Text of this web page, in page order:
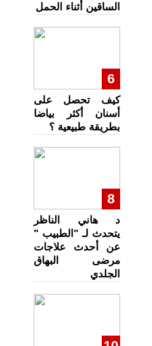
الساقين أثناء الحمل
6
كيف تحصل على
أسنان أكثر بياضا
بطريقة طبيعية ؟
8
د هاني الناظر
يتحدث لـ "الطبيب "
عن أحدث علاجات
مرضى البهاق
الجلدي